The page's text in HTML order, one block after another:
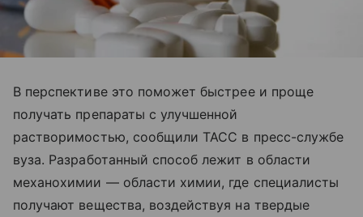
В перспективе это поможет быстрее и проще
получать препараты с улучшенной
растворимостью, сообщили ТАСС в пресс-службе
вуза. Разработанный способ лежит в области
механохимии — области химии, где специалисты
получают вещества, воздействуя на твердые